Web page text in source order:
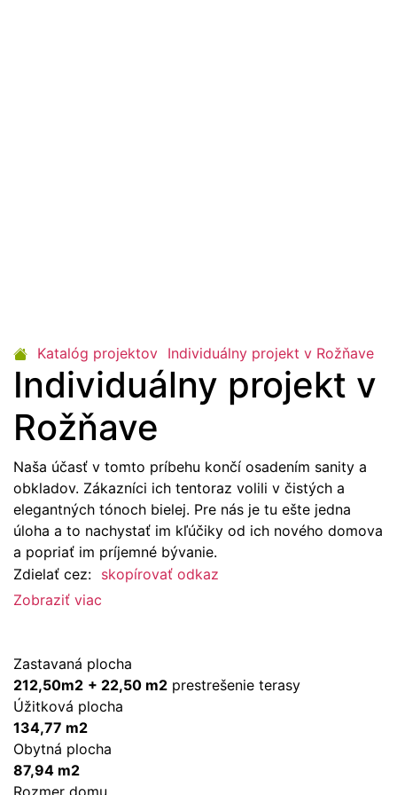
Katalóg projektov Individuálny projekt v Rožňave
Individuálny projekt v
Rožňave
Naša účasť v tomto príbehu končí osadením sanity a
obkladov. Zákazníci ich tentoraz volili v čistých a
elegantných tónoch bielej. Pre nás je tu ešte jedna
úloha a to nachystať im kľúčiky od ich nového domova
a popriať im príjemné bývanie.
Zdielať cez: skopírovať odkaz
Zobraziť viac
Zastavaná plocha
212,50m2 + 22,50 m2 prestrešenie terasy
Úžitková plocha
134,77 m2
Obytná plocha
87,94 m2
Rozmer domu